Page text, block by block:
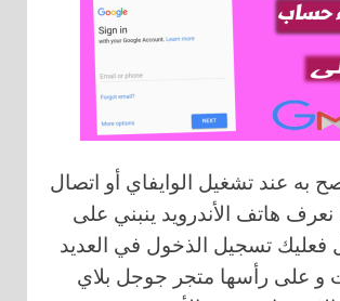
به عند تشغيل الوايفاي أو اتصال
نعرف هاتف الأندرويد ينبني على
تسجيل الذخول في العديد
و على رأسها متجر جوجل بلاي